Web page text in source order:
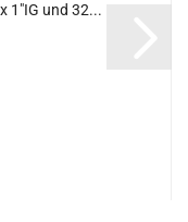
1"IG und 32...